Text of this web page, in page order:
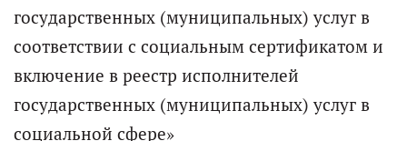
государственных (муниципальных) услуг в
соответствии с социальным сертификатом и
включение в реестр исполнителей
государственных (муниципальных) услуг в
социальной сфере»